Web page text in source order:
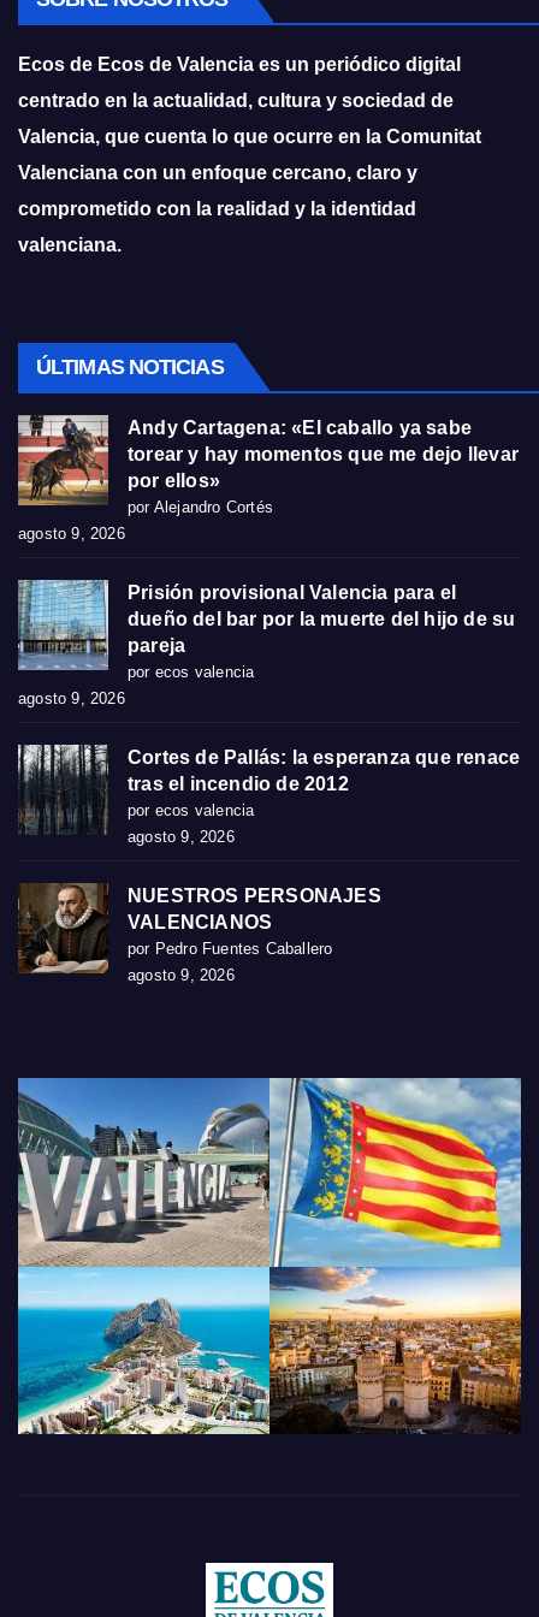
Ecos de Ecos de Valencia es un periódico digital
centrado en la actualidad, cultura y sociedad de
Valencia, que cuenta lo que ocurre en la Comunitat
Valenciana con un enfoque cercano, claro y
comprometido con la realidad y la identidad
valenciana.
ÚLTIMAS NOTICIAS
Andy Cartagena: «El caballo ya sabe
torear y hay momentos que me dejo llevar
por ellos»
por Alejandro Cortés
agosto 9, 2026
Prisión provisional Valencia para el
dueño del bar por la muerte del hijo de su
pareja
por ecos valencia
agosto 9, 2026
Cortes de Pallás: la esperanza que renace
tras el incendio de 2012
por ecos valencia
agosto 9, 2026
NUESTROS PERSONAJES
VALENCIANOS
por Pedro Fuentes Caballero
agosto 9, 2026